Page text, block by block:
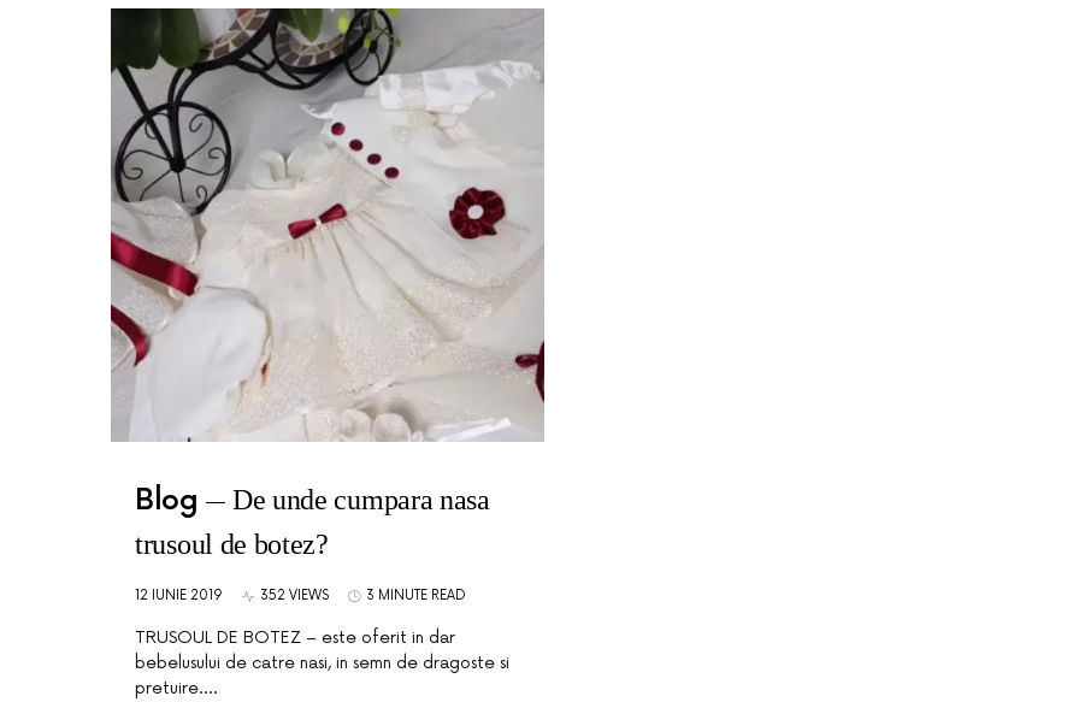
Blog
De unde cumpara nasa
trusoul de botez?
12 IUNIE 2019 352 VIEWS 3 MINUTE READ
TRUSOUL DE BOTEZ – este oferit in dar
bebelusului de catre nasi, in semn de dragoste si
pretuire.…